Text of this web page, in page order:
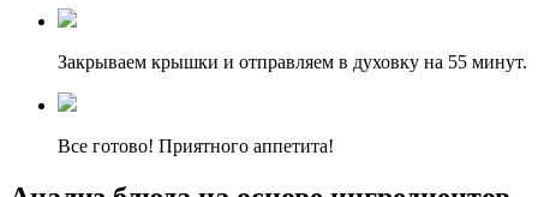
Закрываем крышки и отправляем в духовку на 55 минут.
Все готово! Приятного аппетита!